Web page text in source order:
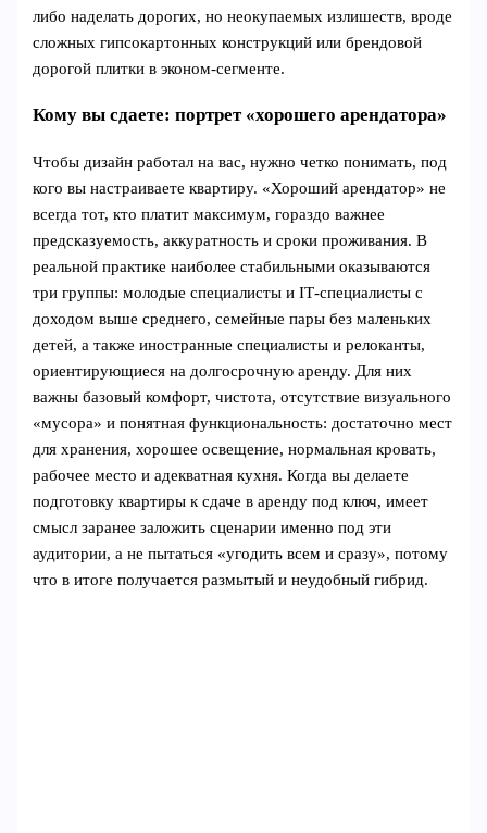
либо наделать дорогих, но неокупаемых излишеств, вроде
сложных гипсокартонных конструкций или брендовой
дорогой плитки в эконом-сегменте.
Кому вы сдаете: портрет «хорошего арендатора»
Чтобы дизайн работал на вас, нужно четко понимать, под
кого вы настраиваете квартиру. «Хороший арендатор» не
всегда тот, кто платит максимум, гораздо важнее
предсказуемость, аккуратность и сроки проживания. В
реальной практике наиболее стабильными оказываются
три группы: молодые специалисты и IT‑специалисты с
доходом выше среднего, семейные пары без маленьких
детей, а также иностранные специалисты и релоканты,
ориентирующиеся на долгосрочную аренду. Для них
важны базовый комфорт, чистота, отсутствие визуального
«мусора» и понятная функциональность: достаточно мест
для хранения, хорошее освещение, нормальная кровать,
рабочее место и адекватная кухня. Когда вы делаете
подготовку квартиры к сдаче в аренду под ключ, имеет
смысл заранее заложить сценарии именно под эти
аудитории, а не пытаться «угодить всем и сразу», потому
что в итоге получается размытый и неудобный гибрид.